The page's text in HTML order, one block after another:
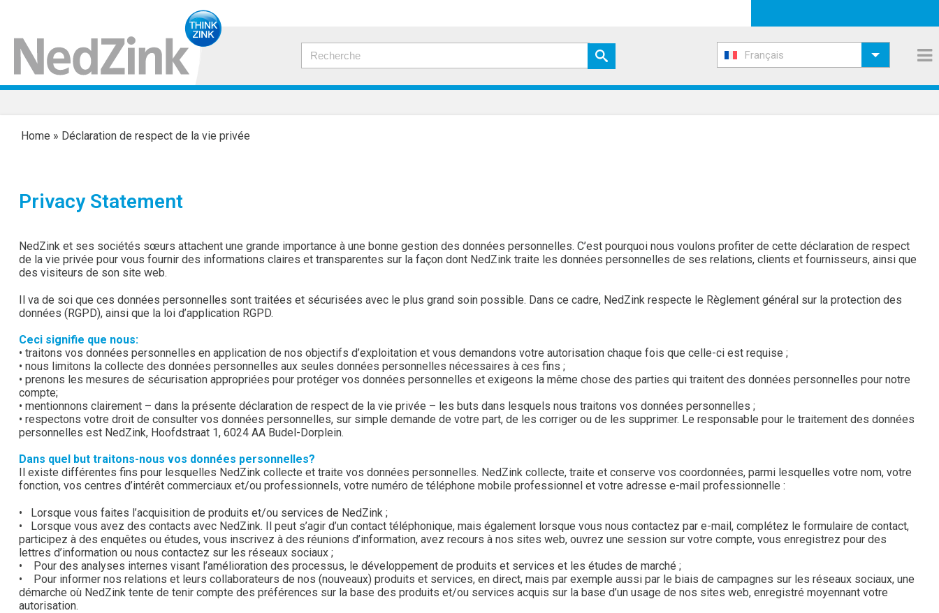
Français
Home » Déclaration de respect de la vie privée
Privacy Statement
NedZink et ses sociétés sœurs attachent une grande importance à une bonne gestion des données personnelles. C’est pourquoi nous voulons profiter de cette déclaration de respect
de la vie privée pour vous fournir des informations claires et transparentes sur la façon dont NedZink traite les données personnelles de ses relations, clients et fournisseurs, ainsi que
des visiteurs de son site web.
Il va de soi que ces données personnelles sont traitées et sécurisées avec le plus grand soin possible. Dans ce cadre, NedZink respecte le Règlement général sur la protection des
données (RGPD), ainsi que la loi d’application RGPD.
Ceci signifie que nous:
• traitons vos données personnelles en application de nos objectifs d’exploitation et vous demandons votre autorisation chaque fois que celle-ci est requise ;
• nous limitons la collecte des données personnelles aux seules données personnelles nécessaires à ces fins ;
• prenons les mesures de sécurisation appropriées pour protéger vos données personnelles et exigeons la même chose des parties qui traitent des données personnelles pour notre
compte;
• mentionnons clairement – dans la présente déclaration de respect de la vie privée – les buts dans lesquels nous traitons vos données personnelles ;
• respectons votre droit de consulter vos données personnelles, sur simple demande de votre part, de les corriger ou de les supprimer. Le responsable pour le traitement des données
personnelles est NedZink, Hoofdstraat 1, 6024 AA Budel-Dorplein.
Dans quel but traitons-nous vos données personnelles?
Il existe différentes fins pour lesquelles NedZink collecte et traite vos données personnelles. NedZink collecte, traite et conserve vos coordonnées, parmi lesquelles votre nom, votre
fonction, vos centres d’intérêt commerciaux et/ou professionnels, votre numéro de téléphone mobile professionnel et votre adresse e-mail professionnelle :
• Lorsque vous faites l’acquisition de produits et/ou services de NedZink ;
• Lorsque vous avez des contacts avec NedZink. Il peut s’agir d’un contact téléphonique, mais également lorsque vous nous contactez par e-mail, complétez le formulaire de contact,
participez à des enquêtes ou études, vous inscrivez à des réunions d’information, avez recours à nos sites web, ouvrez une session sur votre compte, vous enregistrez pour des
lettres d’information ou nous contactez sur les réseaux sociaux ;
• Pour des analyses internes visant l’amélioration des processus, le développement de produits et services et les études de marché ;
• Pour informer nos relations et leurs collaborateurs de nos (nouveaux) produits et services, en direct, mais par exemple aussi par le biais de campagnes sur les réseaux sociaux, une
démarche où NedZink tente de tenir compte des préférences sur la base des produits et/ou services acquis sur la base d’un usage de nos sites web, enregistré moyennant votre
autorisation.